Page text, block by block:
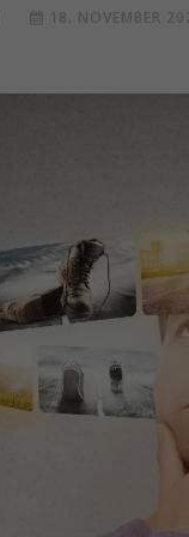
18. NOVEMBER